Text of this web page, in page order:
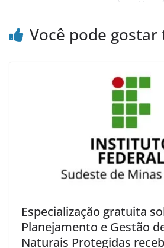
Você pode gostar
Especialização gratuita
Planejamento e Gestão
Naturais Protegidas